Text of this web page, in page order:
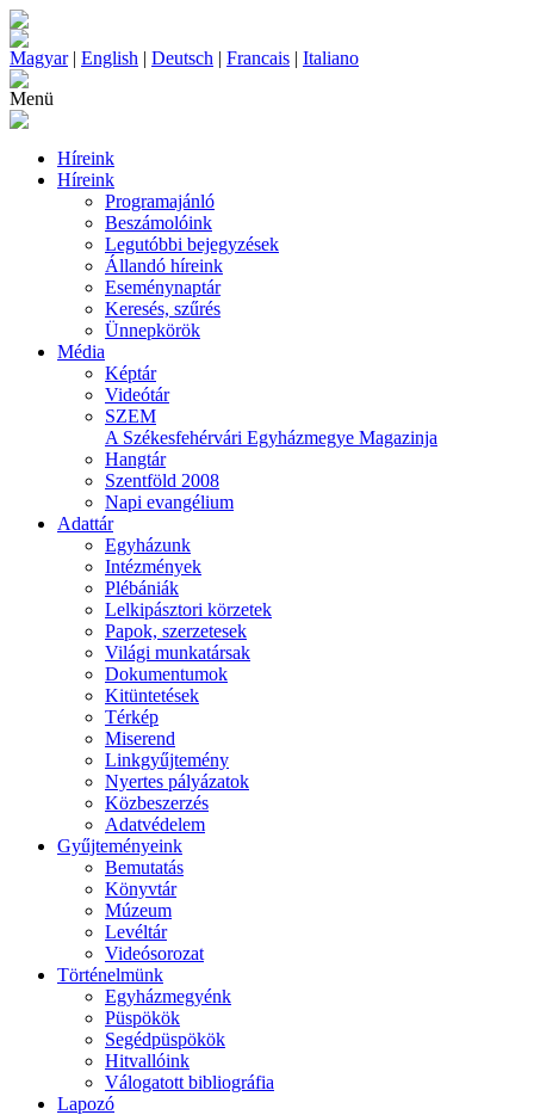
Magyar| English | Deutsch | Francais | Italiano
Menü
Híreink
Híreink
Programajánló
Beszámolóink
Legutóbbi bejegyzések
Állandó híreink
Eseménynaptár
Keresés, szűrés
Ünnepkörök
Média
Képtár
Videótár
SZEM
A Székesfehérvári Egyházmegye Magazinja
Hangtár
Szentföld 2008
Napi evangélium
Adattár
Egyházunk
Intézmények
Plébániák
Lelkipásztori körzetek
Papok, szerzetesek
Világi munkatársak
Dokumentumok
Kitüntetések
Térkép
Miserend
Linkgyűjtemény
Nyertes pályázatok
Közbeszerzés
Adatvédelem
Gyűjteményeink
Bemutatás
Könyvtár
Múzeum
Levéltár
Videósorozat
Történelmünk
Egyházmegyénk
Püspökök
Segédpüspökök
Hitvallóink
Válogatott bibliográfia
Lapozó